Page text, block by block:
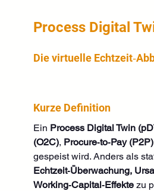
Process Digital
Die virtuelle
Kurze Definition
Ein Process Digital Twin
(O2C), Procure‑to‑Pay (P2P)
gespeist wird. Anders als
Echtzeit‑Überwachung,
Working‑Capital‑Effekte zu